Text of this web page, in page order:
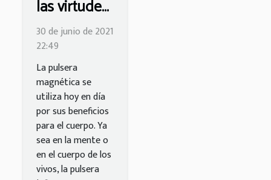
las virtudes
de una
pulsera
magnética?
30 de junio de 2021
22:49
La pulsera
magnética se
utiliza hoy en día
por sus beneficios
para el cuerpo. Ya
sea en la mente o
en el cuerpo de los
vivos, la pulsera